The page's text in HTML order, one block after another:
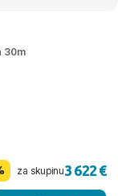
30m
za skupinu3 622 €